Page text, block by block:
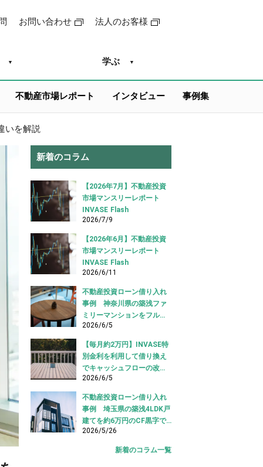
お問い合わせ 法人のお客様
学ぶ
不動産市場レポート インタビュー 事例集
いを解説
新着のコラム
【2026年7月】不動産投資
市場マンスリーレポート
INVASE Flash
2026/7/9
【2026年6月】不動産投資
市場マンスリーレポート
INVASE Flash
2026/6/11
不動産投資ローン借り入れ
事例 神奈川県の築浅ファ
ミリーマンションをフルロ
ーンで借り入れ成功【不動
産投資ローン借り入れ事
例】
2026/6/5
【毎月約2万円】INVASE特
別金利を利用して借り換え
でキャッシュフローの改善
に成功！｜東京都江東区
【不動産投資ローン 借り換
え事例】
2026/6/5
不動産投資ローン借り入れ
事例 埼玉県の築浅4LDK戸
建てを約6万円のCF黒字で
借り入れ成功【不動産投資
ローン 借り入れ事例】
2026/5/26
新着のコラム一覧